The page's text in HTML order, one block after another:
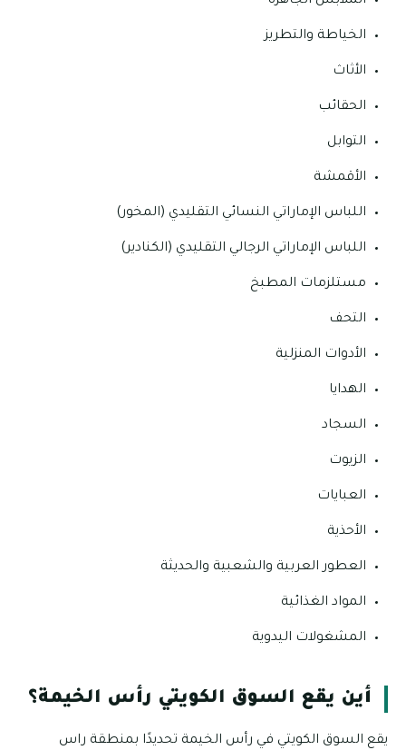
الخياطة والتطريز
الأثاث
الحقائب
التوابل
الأقمشة
اللباس الإماراتي النسائي التقليدي (المخور)
اللباس الإماراتي الرجالي التقليدي (الكنادير)
مستلزمات المطبخ
التحف
الأدوات المنزلية
الهدايا
السجاد
الزيوت
العبايات
الأحذية
العطور العربية والشعبية والحديثة
المواد الغذائية
المشغولات اليدوية
أين يقع السوق الكويتي رأس الخيمة؟
يقع السوق الكويتي في رأس الخيمة تحديدًا بمنطقة راس